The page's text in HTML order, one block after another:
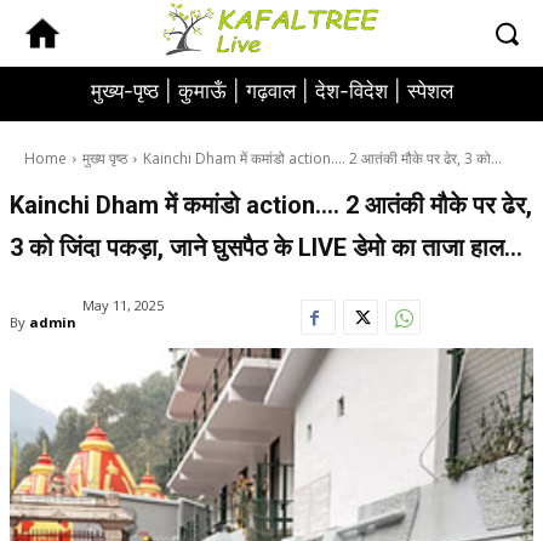
मुख्य-पृष्ठ |कुमाऊँ |गढ़वाल |देश-विदेश |स्पेशल
Home मुख्य पृष्ठ Kainchi Dham में कमांडो action…. 2 आतंकी मौके पर ढेर, 3 को...
Kainchi Dham में कमांडो action…. 2 आतंकी मौके पर ढेर,
3 को जिंदा पकड़ा, जाने घुसपैठ के LIVE डेमो का ताजा हाल…
By admin
May 11, 2025